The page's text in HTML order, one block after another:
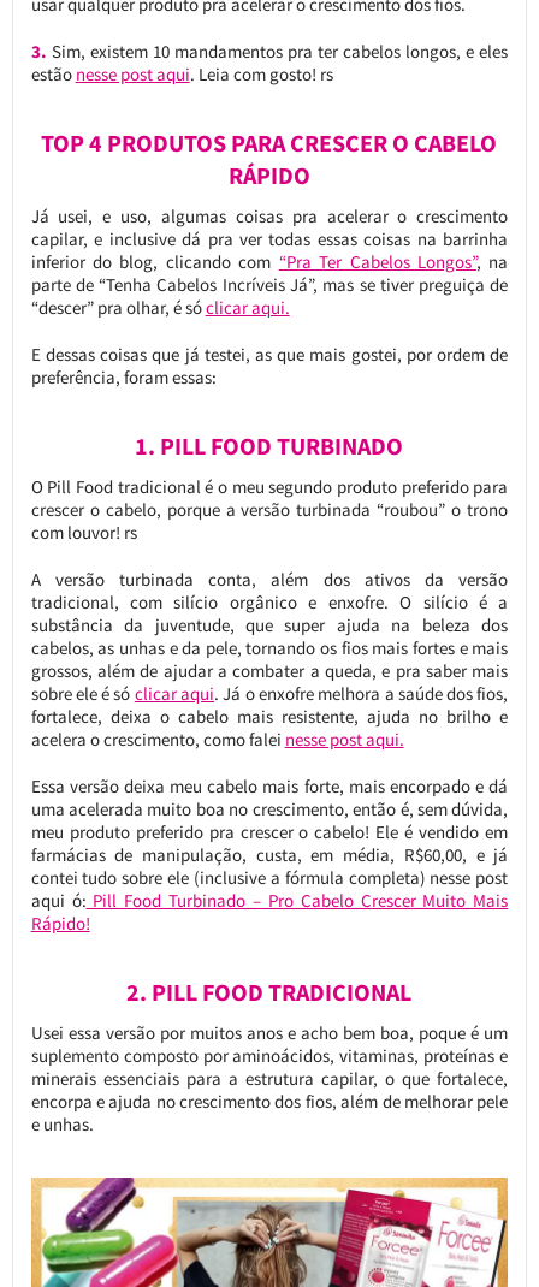
3. Sim, existem 10 mandamentos pra ter cabelos longos, e eles
estão nesse post aqui. Leia com gosto! rs
TOP 4 PRODUTOS PARA CRESCER O CABELO
RÁPIDO
Já usei, e uso, algumas coisas pra acelerar o crescimento
capilar, e inclusive dá pra ver todas essas coisas na barrinha
inferior do blog, clicando com “Pra Ter Cabelos Longos”, na
parte de “Tenha Cabelos Incríveis Já”, mas se tiver preguiça de
“descer” pra olhar, é sóclicar aqui.
E dessas coisas que já testei, as que mais gostei, por ordem de
preferência, foram essas:
1. PILL FOOD TURBINADO
O Pill Food tradicional é o meu segundo produto preferido para
crescer o cabelo, porque a versão turbinada “roubou” o trono
com louvor! rs
A versão turbinada conta, além dos ativos da versão
tradicional, com silício orgânico e enxofre. O silício é a
substância da juventude, que super ajuda na beleza dos
cabelos, as unhas e da pele, tornando os fios mais fortes e mais
grossos, além de ajudar a combater a queda, e pra saber mais
sobre ele é só clicar aqui. Já o enxofre melhora a saúde dos fios,
fortalece, deixa o cabelo mais resistente, ajuda no brilho e
acelera o crescimento, como falei nesse post aqui.
Essa versão deixa meu cabelo mais forte, mais encorpado e dá
uma acelerada muito boa no crescimento, então é, sem dúvida,
meu produto preferido pra crescer o cabelo! Ele é vendido em
farmácias de manipulação, custa, em média, R$60,00, e já
contei tudo sobre ele (inclusive a fórmula completa) nesse post
aqui ó: Pill Food Turbinado – Pro Cabelo Crescer Muito Mais
Rápido!
2. PILL FOOD TRADICIONAL
Usei essa versão por muitos anos e acho bem boa, poque é um
suplemento composto por aminoácidos, vitaminas, proteínas e
minerais essenciais para a estrutura capilar, o que fortalece,
encorpa e ajuda no crescimento dos fios, além de melhorar pele
e unhas.